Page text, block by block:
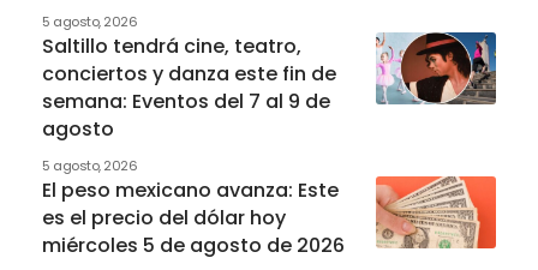
5 agosto, 2026
Saltillo tendrá cine, teatro,
conciertos y danza este fin de
semana: Eventos del 7 al 9 de
agosto
5 agosto, 2026
El peso mexicano avanza: Este
es el precio del dólar hoy
miércoles 5 de agosto de 2026